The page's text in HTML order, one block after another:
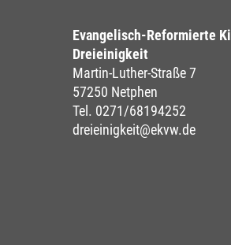
Evangelisch-Reformierte
Dreieinigkeit
Martin-Luther-Straße 7
57250 Netphen
Tel. 0271/68194252
dreieinigkeit@ekvw.de